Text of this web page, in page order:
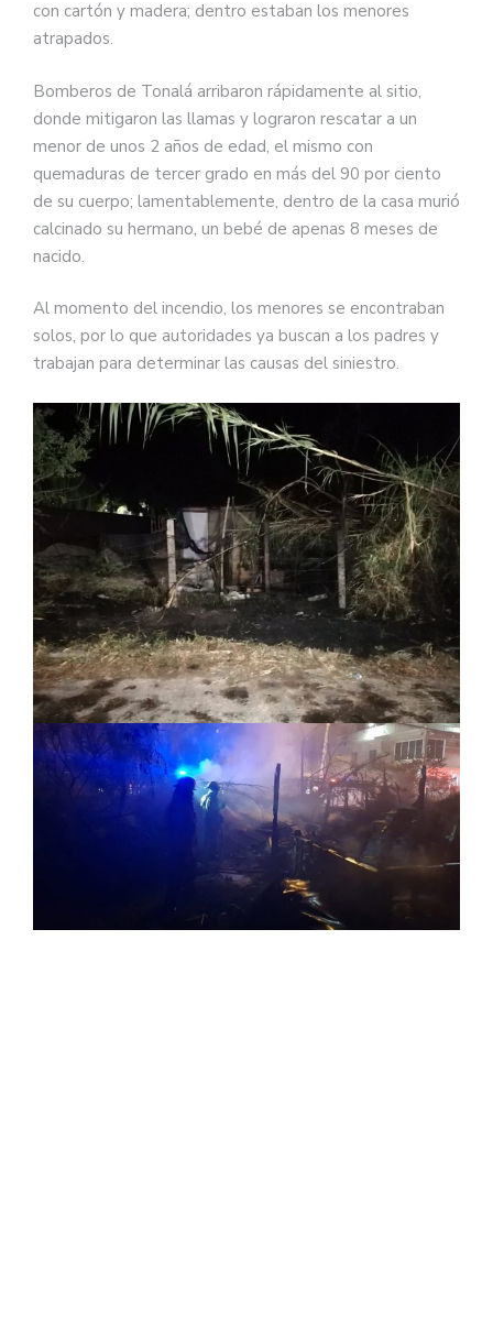
con cartón y madera; dentro estaban los menores
atrapados.
Bomberos de Tonalá arribaron rápidamente al sitio,
donde mitigaron las llamas y lograron rescatar a un
menor de unos 2 años de edad, el mismo con
quemaduras de tercer grado en más del 90 por ciento
de su cuerpo; lamentablemente, dentro de la casa murió
calcinado su hermano, un bebé de apenas 8 meses de
nacido.
Al momento del incendio, los menores se encontraban
solos, por lo que autoridades ya buscan a los padres y
trabajan para determinar las causas del siniestro.